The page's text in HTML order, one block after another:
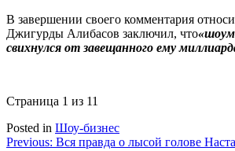
В завершении своего комментария
Джигурды Алибасов заключил, что
свихнулся от завещанного ему
Страница 1 из 11
Posted in Шоу-бизнес
Навигация
Previous: Вся правда о лысой голове